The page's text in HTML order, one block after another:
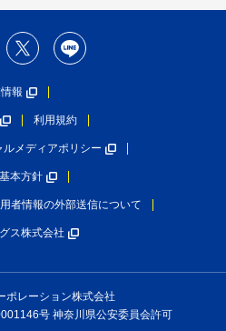
報
利用規約
ルメディアポリシー
本方針
者情報の外部送信について
ス株式会社
ポレーション株式会社
号 神奈川県公安委員会許可